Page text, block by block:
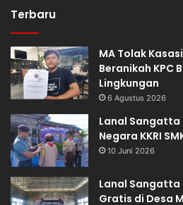
Terbaru
MA Tolak
Beranikah KPC
Lingkungan
6 Agustus 2026
Lanal Sangatta
Negara KKRI
10 Juni 2026
Lanal Sangatta
Gratis di Desa